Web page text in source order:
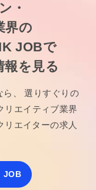
・
界の
JOBで
報を見る
、
選りすぐりの
リエイティブ業界
エイターの求人
JOB